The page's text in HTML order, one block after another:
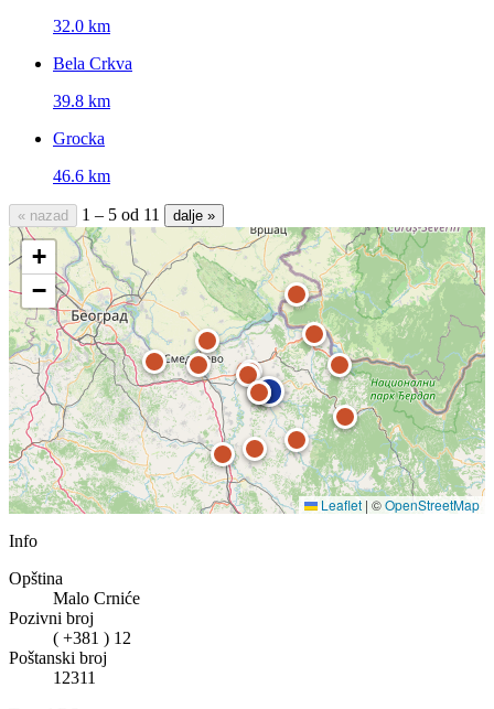
32.0 km
Bela Crkva
39.8 km
Grocka
46.6 km
« nazad 1 – 5 od 11 dalje »
+
−
Leaflet | ©OpenStreetMap
Info
Opština
Malo Crniće
Pozivni broj
( +381 ) 12
Poštanski broj
12311